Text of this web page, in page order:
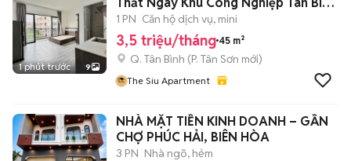
1 phút trước 9
- Etown
1 PN Căn hộ dịch vụ, mini
3,5 triệu/tháng 45 m²
Q. Tân Bình (P. Tân Sơn mới)
The Siu Apartment
NHÀ MẶT TIỀN KINH DOANH – GẦN
CHỢ PHÚC HẢI, BIÊN HÒA
3 PN Nhà ngõ, hẻm